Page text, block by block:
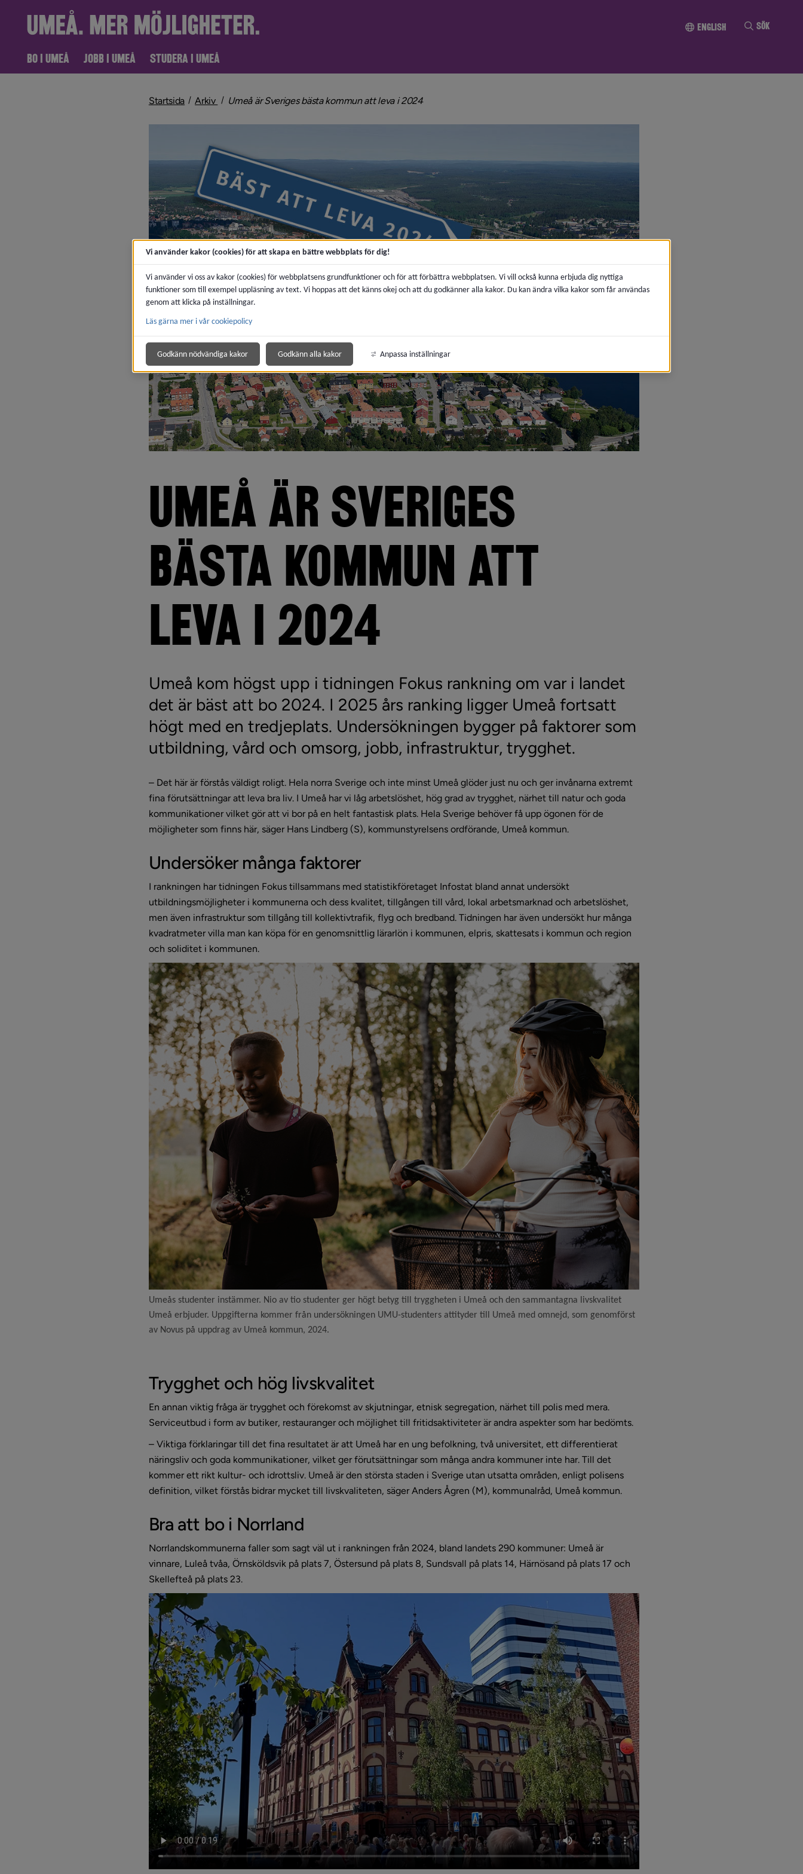
English Sök
BO I UMEÅ JOBB I UMEÅ STUDERA I UMEÅ
Startsida Arkiv nivå i brödsmulenavigeringen
Umeå är Sveriges bästa kommun att leva i 2024nivå i brödsmulenavigeringen
UMEÅ ÄR SVERIGES
BÄSTA KOMMUN ATT
LEVA I 2024
Umeå kom högst upp i tidningen Fokus rankning om var i landet
det är bäst att bo 2024. I 2025 års ranking ligger Umeå fortsatt
högt med en tredjeplats. Undersökningen bygger på faktorer som
utbildning, vård och omsorg, jobb, infrastruktur, trygghet.
– Det här är förstås väldigt roligt. Hela norra Sverige och inte minst Umeå glöder just nu och ger invånarna extremt
fina förutsättningar att leva bra liv. I Umeå har vi låg arbetslöshet, hög grad av trygghet, närhet till natur och goda
kommunikationer vilket gör att vi bor på en helt fantastisk plats. Hela Sverige behöver få upp ögonen för de
möjligheter som finns här, säger Hans Lindberg (S), kommunstyrelsens ordförande, Umeå kommun.
Undersöker många faktorer
I rankningen har tidningen Fokus tillsammans med statistikföretaget Infostat bland annat undersökt
utbildningsmöjligheter i kommunerna och dess kvalitet, tillgången till vård, lokal arbetsmarknad och arbetslöshet,
men även infrastruktur som tillgång till kollektivtrafik, flyg och bredband. Tidningen har även undersökt hur många
kvadratmeter villa man kan köpa för en genomsnittlig lärarlön i kommunen, elpris, skattesats i kommun och region
och soliditet i kommunen.
Umeås studenter instämmer. Nio av tio studenter ger högt betyg till tryggheten i Umeå och den sammantagna livskvalitet
Umeå erbjuder. Uppgifterna kommer från undersökningen UMU-studenters attityder till Umeå med omnejd, som genomförst
av Novus på uppdrag av Umeå kommun, 2024.
Trygghet och hög livskvalitet
En annan viktig fråga är trygghet och förekomst av skjutningar, etnisk segregation, närhet till polis med mera.
Serviceutbud i form av butiker, restauranger och möjlighet till fritidsaktiviteter är andra aspekter som har bedömts.
– Viktiga förklaringar till det fina resultatet är att Umeå har en ung befolkning, två universitet, ett differentierat
näringsliv och goda kommunikationer, vilket ger förutsättningar som många andra kommuner inte har. Till det
kommer ett rikt kultur- och idrottsliv. Umeå är den största staden i Sverige utan utsatta områden, enligt polisens
definition, vilket förstås bidrar mycket till livskvaliteten, säger Anders Ågren (M), kommunalråd, Umeå kommun.
Bra att bo i Norrland
Norrlandskommunerna faller som sagt väl ut i rankningen från 2024, bland landets 290 kommuner: Umeå är
vinnare, Luleå tvåa, Örnsköldsvik på plats 7, Östersund på plats 8, Sundsvall på plats 14, Härnösand på plats 17 och
Skellefteå på plats 23.
Vi använder kakor (cookies) för att skapa en bättre webbplats för dig!
Vi använder vi oss av kakor (cookies) för webbplatsens grundfunktioner och för att förbättra webbplatsen. Vi vill också kunna erbjuda dig nyttiga
funktioner som till exempel uppläsning av text. Vi hoppas att det känns okej och att du godkänner alla kakor. Du kan ändra vilka kakor som får användas
genom att klicka på inställningar.
Läs gärna mer i vår cookiepolicy
Godkänn nödvändiga kakor Godkänn alla kakor Anpassa inställningar